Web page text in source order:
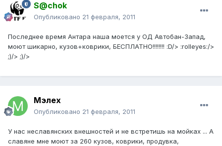
S@chok
Опубликовано 21 февраля, 2011
Последнее время Антара наша моется у ОД Автобан-Запад,
моют шикарно, кузов+коврики, БЕСПЛАТНО!!!!!!!! :D/> :rolleyes:/>
;)/> ;)/>
Мэлех
Опубликовано 21 февраля, 2011
У нас неславянских внешностей и не встретишь на мойках ... А
славяне мне моют за 260 кузов, коврики, продувка,